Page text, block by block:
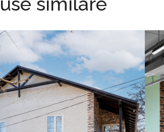
/ PIATRĂ
CASE
PARTICULARE